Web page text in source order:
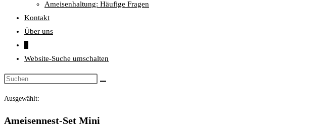
Ameisenhaltung: Häufige Fragen
Kontakt
Über uns
Website-Suche umschalten
Ausgewählt:
Ameisennest-Set Mini